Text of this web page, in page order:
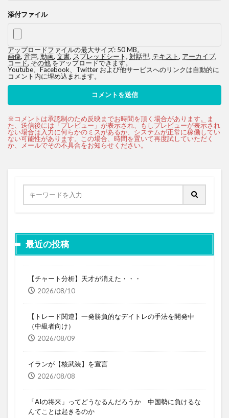
添付ファイル
アップロードファイルの最大サイズ: 50 MB。
画像, 音声, 動画, 文書, スプレッドシート, 対話型, テキスト, アーカイブ,
コード,その他をアップロードできます。
Youtube、Facebook、Twitter および他サービスへのリンクは自動的に
コメント内に埋め込まれます。
最近の投稿
【チャート分析】天才が消えた・・・
2026/08/10
【トレード関連】一発勝負的なデイトレの手法を開発中
（中級者向け）
2026/08/09
イランが【核武装】を宣言
2026/08/08
「AIの将来」ってどうなるんだろうか 中国勢に負けるな
んてことは起きるのか